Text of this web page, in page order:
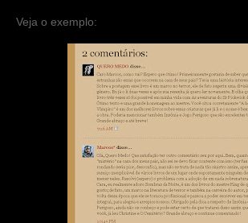
Veja o exemplo: